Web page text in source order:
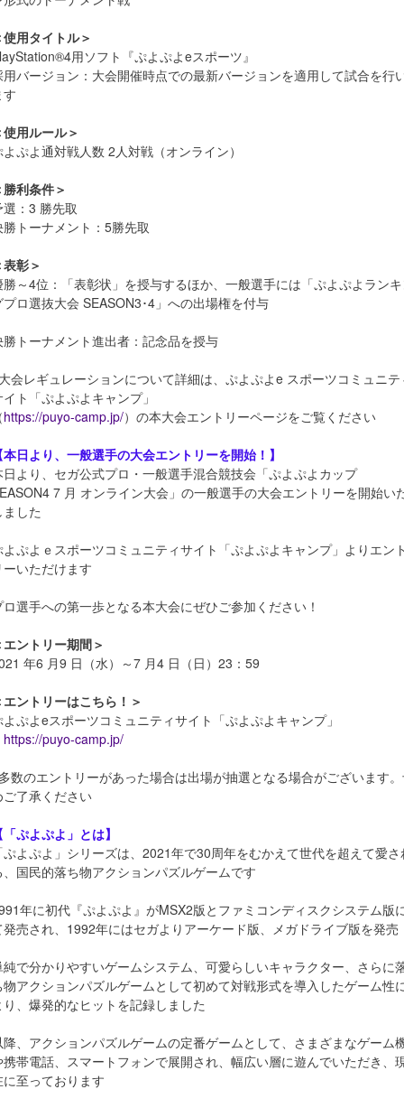
使用タイトル＞
用ソフト『ぷよぷよeスポーツ』
用バージョン：大会開催時点での最新バージョンを適用して試合を行
す
使用ルール＞
よぷよ通対戦人数 2人対戦（オンライン）
勝利条件＞
選：3 勝先取
勝トーナメント：5勝先取
彰＞
勝～4位：「表彰状」を授与するほか、一般選手には「ぷよぷよラン
プロ選抜大会 SEASON3･4」への出場権を付与
勝トーナメント進出者：記念品を授与
会レギュレーションについて詳細は、ぷよぷよe スポーツコミュニテ
イト「ぷよぷよキャンプ」
https://puyo-camp.jp/）の本大会エントリーページをご覧ください
本日より、一般選手の大会エントリーを開始！】
日より、セガ公式プロ・一般選手混合競技会「ぷよぷよカップ
7 月 オンライン大会」の一般選手の大会エントリーを開始い
ました
よぷよｅスポーツコミュニティサイト「ぷよぷよキャンプ」よりエント
ーいただけます
ロ選手への第一歩となる本大会にぜひご参加ください！
エントリー期間＞
年6 月9 日（水）～7 月4 日（日）23：59
エントリーはこちら！＞
よぷよeスポーツコミュニティサイト「ぷよぷよキャンプ」
https://puyo-camp.jp/
数のエントリーがあった場合は出場が抽選となる場合がございます
ご了承ください
ぷよぷよ」とは】
ぷよぷよ」シリーズは、2021年で30周年をむかえて世代を超えて愛さ
、国民的落ち物アクションパズルゲームです
年に初代『ぷよぷよ』がMSX2版とファミコンディスクシステム版
発売され、1992年にはセガよりアーケード版、メガドライブ版を発売
純で分かりやすいゲームシステム、可愛らしいキャラクター、さらに
物アクションパズルゲームとして初めて対戦形式を導入したゲーム性
り、爆発的なヒットを記録しました
降、アクションパズルゲームの定番ゲームとして、さまざまなゲーム
携帯電話、スマートフォンで展開され、幅広い層に遊んでいただき、
に至っております